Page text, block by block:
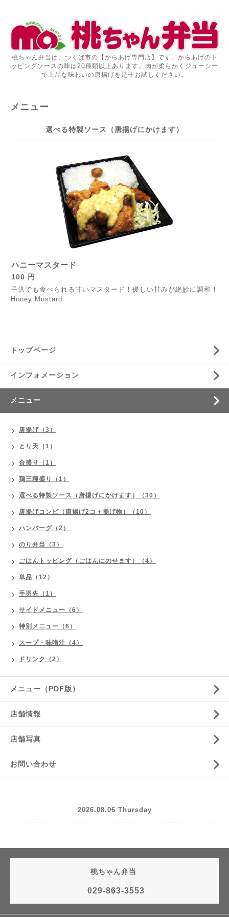
桃ちゃん弁当は、つくば市の【からあげ専門店】です。からあげのト
ッピングソースの味は20種類以上あります。肉が柔らかくジューシー
で上品な味わいの唐揚げを是非お試しください。
メニュー
選べる特製ソース（唐揚げにかけます）
ハニーマスタード
100 円
子供でも食べられる甘いマスタード！優しい甘みが絶妙に調和！
Honey Mustard
トップページ
インフォメーション
メニュー
唐揚げ（3）
とり天（1）
合盛り（1）
鶏三種盛り（1）
選べる特製ソース（唐揚げにかけます）（30）
唐揚げコンビ（唐揚げ2コ＋揚げ物）（10）
ハンバーグ（2）
のり弁当（3）
ごはんトッピング（ごはんにのせます）（4）
単品（12）
手羽先（1）
サイドメニュー（6）
特別メニュー（6）
スープ・味噌汁（4）
ドリンク（2）
メニュー（PDF版）
店舗情報
店舗写真
お問い合わせ
2026.08.06 Thursday
桃ちゃん弁当
029-863-3553